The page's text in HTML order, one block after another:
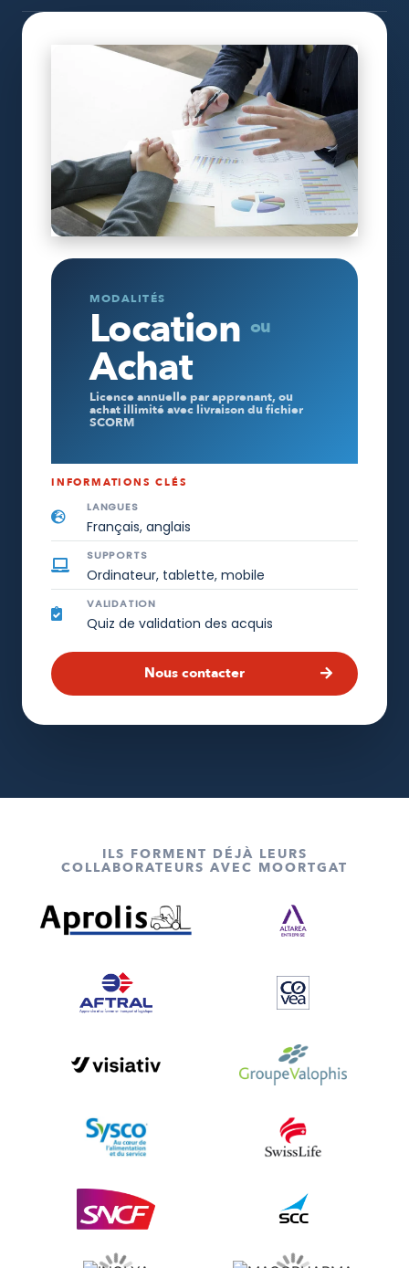
MODALITÉS
Location ou
Achat
Licence annuelle par apprenant, ou
achat illimité avec livraison du fichier
SCORM
INFORMATIONS CLÉS
LANGUES
Français, anglais
SUPPORTS
Ordinateur, tablette, mobile
VALIDATION
Quiz de validation des acquis
Nous contacter
ILS FORMENT DÉJÀ LEURS
COLLABORATEURS AVEC MOORTGAT